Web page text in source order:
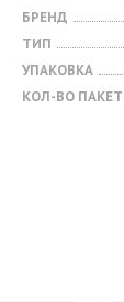
БРЕНД
ТИП
УПАКОВКА
КОЛ-ВО